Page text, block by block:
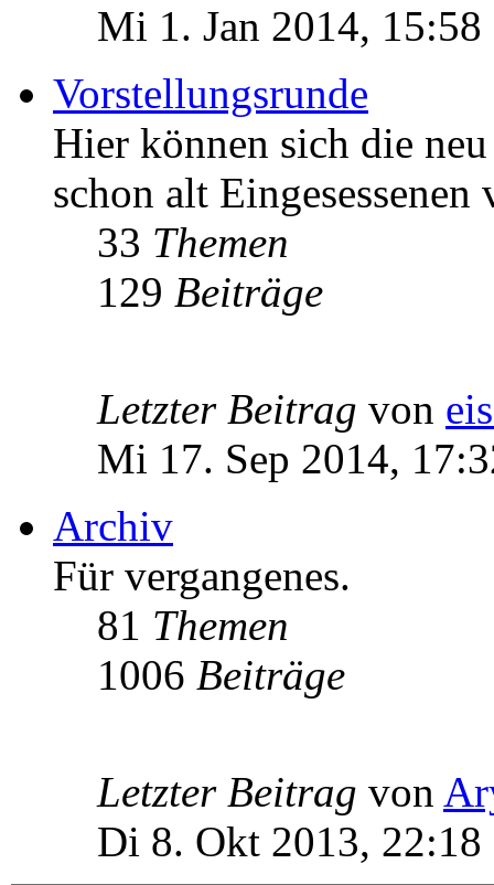
Mi 1. Jan 2014, 15:58
Vorstellungsrunde
Hier können sich die
schon alt Eingesessenen
33 Themen
129 Beiträge
Letzter Beitrag von
Mi 17. Sep 2014,
Archiv
Für vergangenes.
81 Themen
1006 Beiträge
Letzter Beitrag von
Di 8. Okt 2013, 22:18